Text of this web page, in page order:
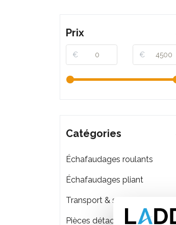
Prix
€ €
Catégories
Échafaudages roulants
Échafaudages pliant
Pièces détachées